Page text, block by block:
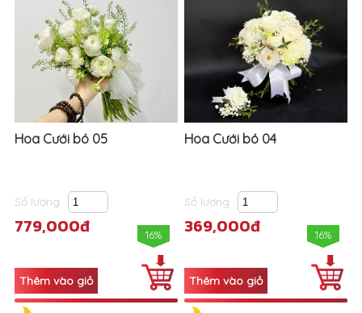
Hoa Cưới bó 05
Số lượng
779,000đ 16%
Hoa Cưới bó 04
Số lượng
369,000đ 16%